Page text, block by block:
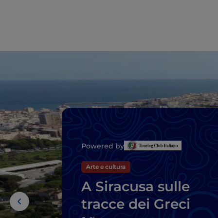
Powered by
Arte e cultura
A Siracusa sulle
tracce dei Greci